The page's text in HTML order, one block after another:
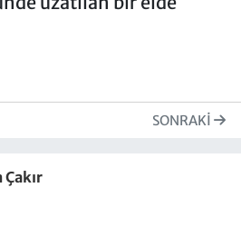
SONRAKI
Çakır